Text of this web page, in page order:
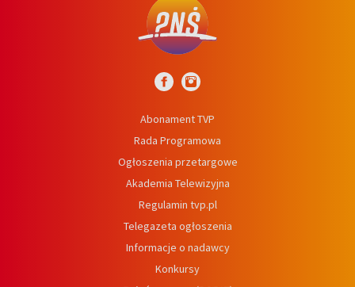
Abonament TVP
Rada Programowa
Ogłoszenia przetargowe
Akademia Telewizyjna
Regulamin tvp.pl
Telegazeta ogłoszenia
Informacje o nadawcy
Konkursy